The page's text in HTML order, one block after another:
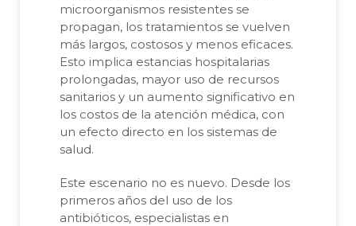
microorganismos resistentes se
propagan, los tratamientos se vuelven
más largos, costosos y menos eficaces.
Esto implica estancias hospitalarias
prolongadas, mayor uso de recursos
sanitarios y un aumento significativo en
los costos de la atención médica, con
un efecto directo en los sistemas de
salud.
Este escenario no es nuevo. Desde los
primeros años del uso de los
antibióticos, especialistas en